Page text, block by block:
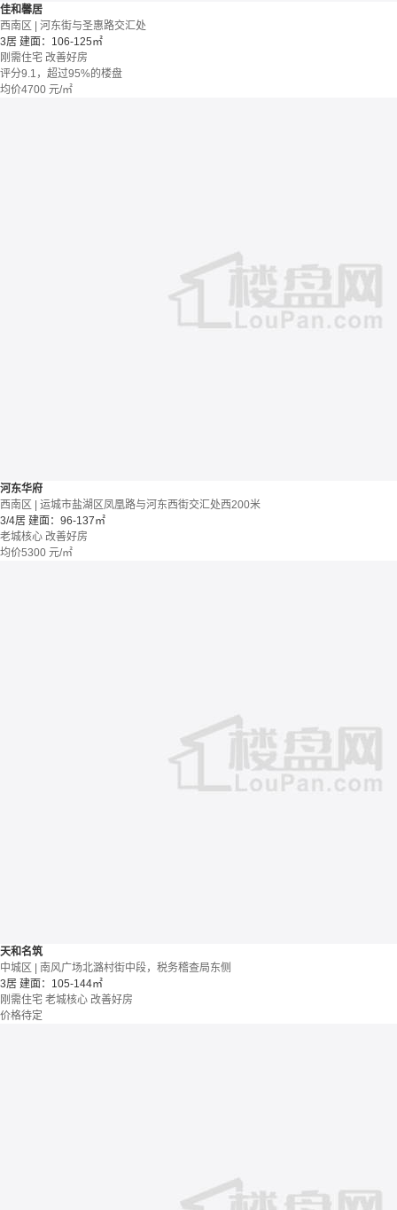
佳和馨居
西南区 | 河东街与圣惠路交汇处
3居 建面：106-125㎡
刚需住宅 改善好房
评分9.1，超过95%的楼盘
均价4700 元/㎡
河东华府
西南区 | 运城市盐湖区凤凰路与河东西街交汇处西200米
3/4居 建面：96-137㎡
老城核心 改善好房
均价5300 元/㎡
天和名筑
中城区 | 南风广场北潞村街中段，税务稽查局东侧
3居 建面：105-144㎡
刚需住宅 老城核心 改善好房
价格待定